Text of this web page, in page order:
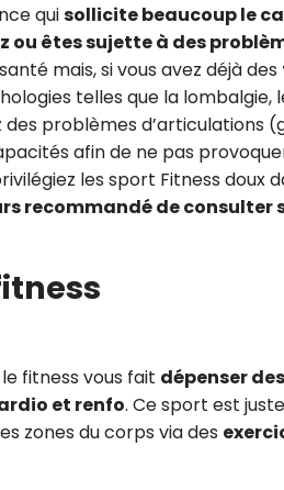
quisollicite beaucoup le
ou êtes sujette à des
mais, si vous avez déjà des
telles que la
problèmes d’articulations
afin de ne pas
les sport Fitness doux
recommandé de consulter
fitness vous fait dépenser
et renfo. Ce sport est
zones du corps via des